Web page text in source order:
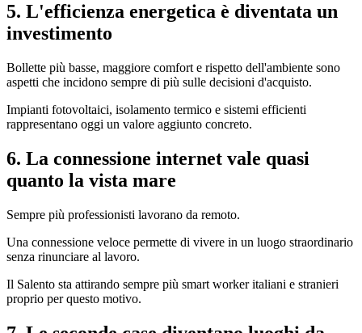
5. L'efficienza energetica è diventata un
investimento
Bollette più basse, maggiore comfort e rispetto dell'ambiente sono
aspetti che incidono sempre di più sulle decisioni d'acquisto.
Impianti fotovoltaici, isolamento termico e sistemi efficienti
rappresentano oggi un valore aggiunto concreto.
6. La connessione internet vale quasi
quanto la vista mare
Sempre più professionisti lavorano da remoto.
Una connessione veloce permette di vivere in un luogo straordinario
senza rinunciare al lavoro.
Il Salento sta attirando sempre più smart worker italiani e stranieri
proprio per questo motivo.